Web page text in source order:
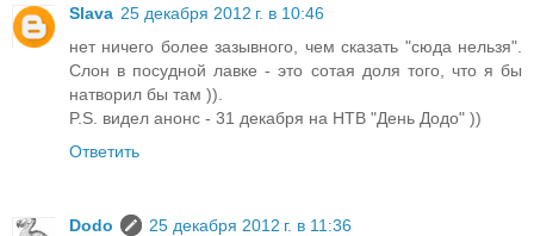
Slava 25 декабря 2012 г. в 10:46
нет ничего более зазывного, чем сказать "сюда нельзя".
Слон в посудной лавке - это сотая доля того, что я бы
натворил бы там )).
P.S. видел анонс - 31 декабря на НТВ "День Додо" ))
Ответить
Dodo
25 декабря 2012 г. в 11:36